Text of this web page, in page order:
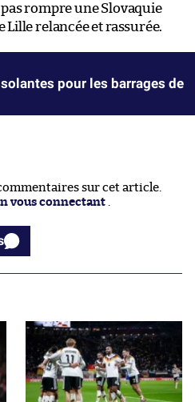
rompre une Slovaquie
relancée et rassurée.
pour les barrages de
sur cet article.
vous connectant